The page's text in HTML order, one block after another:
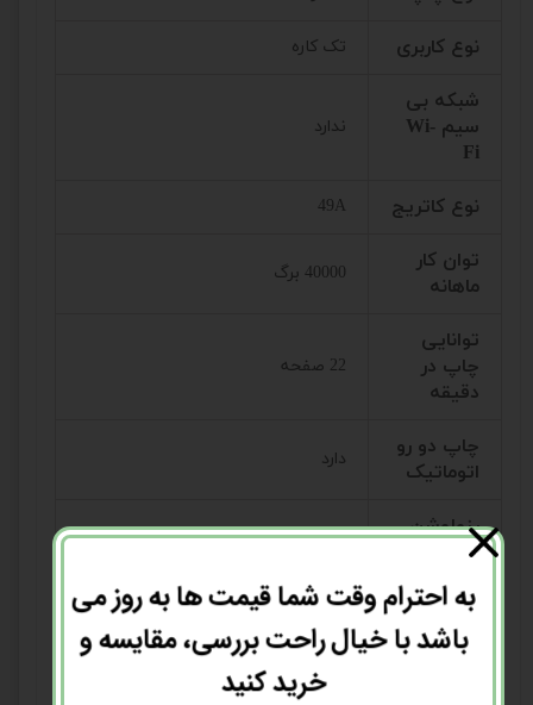
نوع کاربری تک کاره
شبکه بی
سیم Wi-
Fi
ندارد
نوع کاتریج 49A
توان کار
ماهانه
40000 برگ
توانایی
چاپ در
دقیقه
22 صفحه
چاپ دو رو
اتوماتیک
دارد
رزولوشن
چاپ(dpi)
1200x1200 dpi
وضعیت استوک اروپا
برق ورودی 220 ولت فابریک
به احترام وقت شما قیمت ها به روز می
باشد با خیال راحت بررسی، مقایسه و
خرید کنید